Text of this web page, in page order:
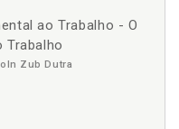
ao Trabalho - O
Trabalho
Zub Dutra